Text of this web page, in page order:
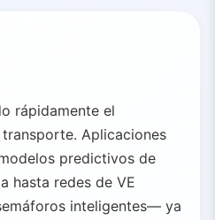
rápidamente el
Aplicaciones
predictivos de
hasta redes de VE
inteligentes— ya